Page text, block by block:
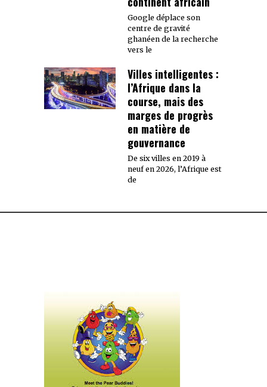
Google déplace son
centre de gravité
ghanéen de la recherche
vers le
Villes intelligentes :
l’Afrique dans la
course, mais des
marges de progrès
en matière de
gouvernance
De six villes en 2019 à
neuf en 2026, l’Afrique est
de